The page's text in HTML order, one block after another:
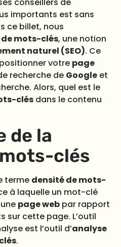
importants est sans
ce billet, nous
mots-clés, une notion
naturel (SEO). Ce
votre page
recherche de Google et
Alors, quel est le
clés dans le contenu
de la
clés
terme densité de mots-
à laquelle un mot-clé
page web par rapport
sur cette page. L’outil
est l’outil d’analyse
.